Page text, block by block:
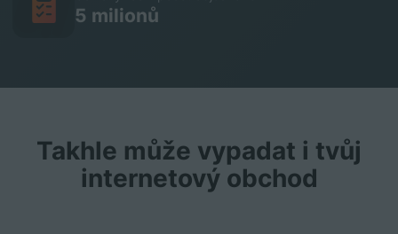
5 milionů
Takhle může vypadat i tvůj
internetový obchod